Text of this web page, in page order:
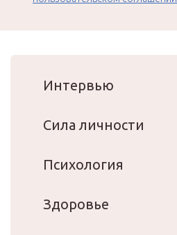
Интервью
Сила личности
Психология
Здоровье